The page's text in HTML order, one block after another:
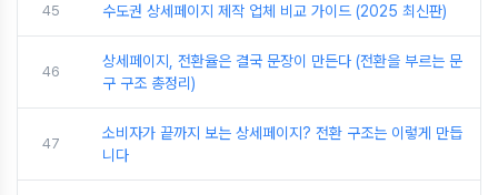
45 수도권 상세페이지 제작 업체 비교 가이드 (2025 최신판)
46
상세페이지, 전환율은 결국 문장이 만든다 (전환을 부르는 문
구 구조 총정리)
47
소비자가 끝까지 보는 상세페이지? 전환 구조는 이렇게 만듭
니다